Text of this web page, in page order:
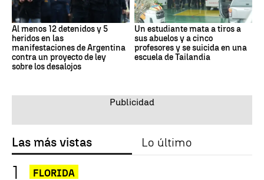
Al menos 12 detenidos y 5
heridos en las
manifestaciones de Argentina
contra un proyecto de ley
sobre los desalojos
Un estudiante mata a tiros a
sus abuelos y a cinco
profesores y se suicida en una
escuela de Tailandia
Las más vistas Lo último
FLORIDA